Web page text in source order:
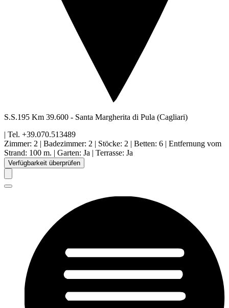
S.S.195 Km 39.600 - Santa Margherita di Pula (Cagliari)
| Tel. +39.070.513489
Zimmer: 2 | Badezimmer: 2 | Stöcke: 2 | Betten: 6 | Entfernung vom
Strand: 100 m. | Garten: Ja | Terrasse: Ja
Verfügbarkeit überprüfen